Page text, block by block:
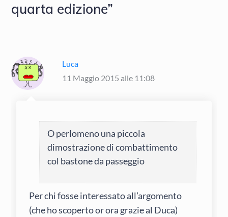
quarta edizione”
Luca
11 Maggio 2015 alle 11:08
O perlomeno una piccola
dimostrazione di combattimento
col bastone da passeggio
Per chi fosse interessato all’argomento
(che ho scoperto or ora grazie al Duca)